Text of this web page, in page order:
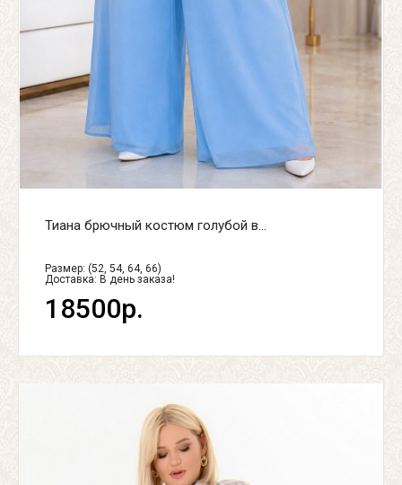
Тиана брючный костюм голубой в...
Размер: (52, 54, 64, 66)
Доставка: В день заказа!
18500р.